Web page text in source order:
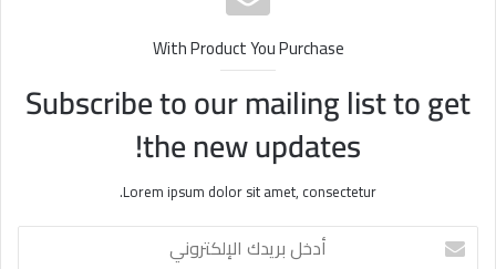
With Product You Purchase
Subscribe to our mailing list to get
the new updates!
Lorem ipsum dolor sit amet, consectetur.